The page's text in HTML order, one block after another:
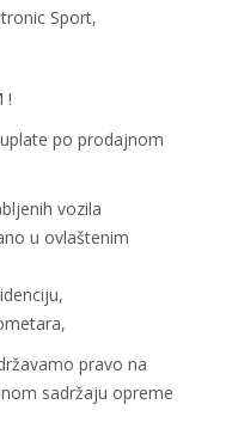
Sport,
!
po prodajnom
vozila
u ovlaštenim
pravo na
sadržaju opreme